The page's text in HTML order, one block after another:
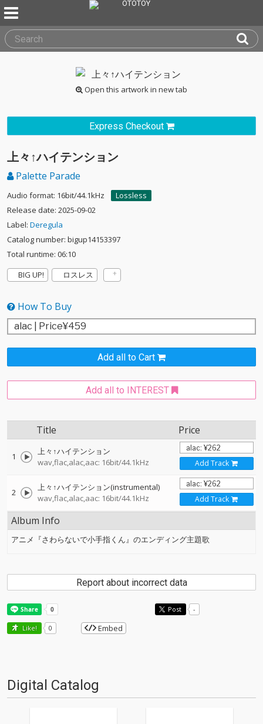
Open this artwork in new tab
Express Checkout
上々↑ハイテンション
Palette Parade
Audio format: 16bit/44.1kHz
Lossless
Release date: 2025-09-02
Label: Deregula
Catalog number: bigup14153397
Total runtime: 06:10
BIG UP!
ロスレス
How To Buy
Add all to Cart
Add all to INTEREST
Title Price
1
上々↑ハイテンション
wav,flac,alac,aac: 16bit/44.1kHz
Add Track
2
上々↑ハイテンション(instrumental)
wav,flac,alac,aac: 16bit/44.1kHz
Add Track
Album Info
アニメ『さわらないで小手指くん』のエンディング主題歌
Report about incorrect data
Post -
Like! 0 Embed
Digital Catalog